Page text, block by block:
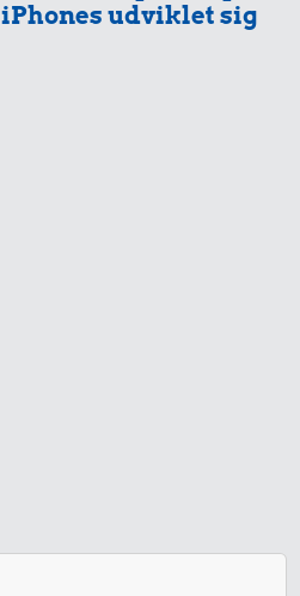
iPhones udviklet sig